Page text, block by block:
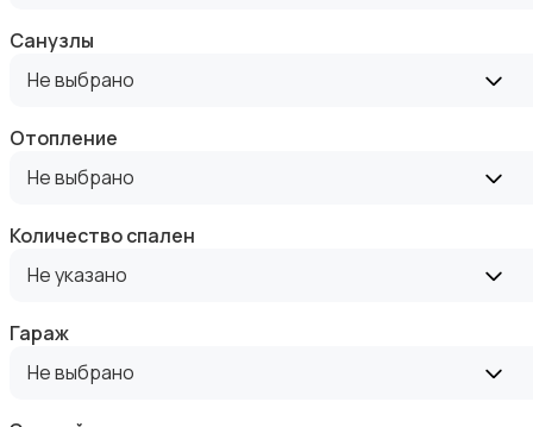
Аренда дома посуточно
Санузлы
Не выбрано
Отопление
Не выбрано
Количество спален
Не указано
Гараж
Не выбрано